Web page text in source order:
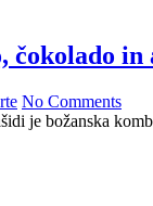
čokolado in
No Comments
je božanska